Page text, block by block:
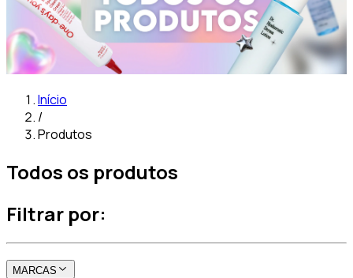
Início
/
Produtos
Todos os produtos
Filtrar por:
MARCAS